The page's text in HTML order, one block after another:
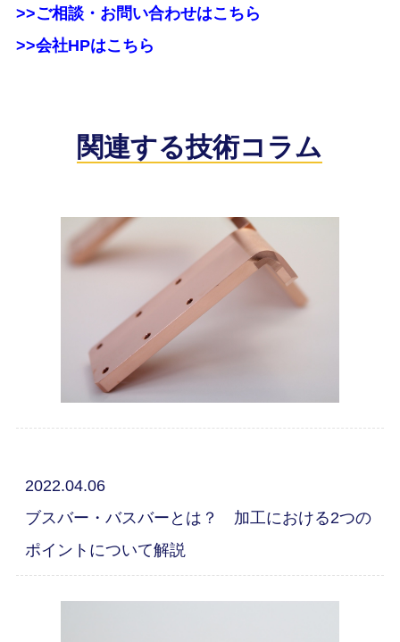
>>ご相談・お問い合わせはこちら
>>会社HPはこちら
関連する技術コラム
2022.04.06
ブスバー・バスバーとは？ 加工における2つの
ポイントについて解説